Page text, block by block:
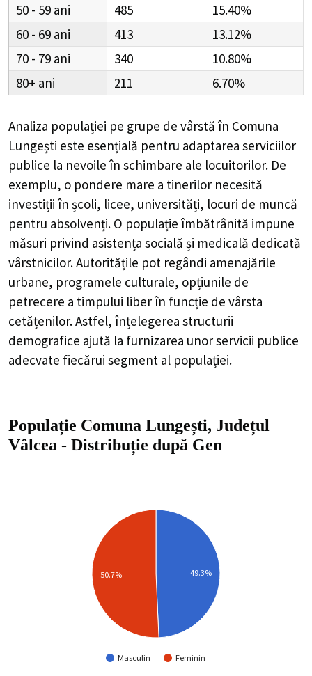
50 - 59
485
15.40%
60 - 69
413
13.12%
70 - 79
340
10.80%
80+
211 6.70%
Analiza populației pe grupe de vârstă în Comuna
Lungești este esențială pentru adaptarea serviciilor
publice la nevoile în schimbare ale locuitorilor. De
exemplu, o pondere mare a tinerilor necesită
investiții în școli, licee, universități, locuri de muncă
pentru absolvenți. O populație îmbătrânită impune
măsuri privind asistența socială și medicală dedicată
vârstnicilor. Autoritățile pot regândi amenajările
urbane, programele culturale, opțiunile de
petrecere a timpului liber în funcție de vârsta
cetățenilor. Astfel, înțelegerea structurii
demografice ajută la furnizarea unor servicii publice
adecvate fiecărui segment al populației.
Populație Comuna Lungești, Județul
Vâlcea - Distribuție după Gen
Masculin Feminin
49.3%
50.7%